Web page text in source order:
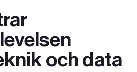
och data